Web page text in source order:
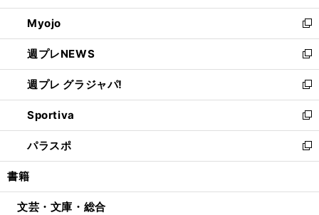
開
く
ウ
で
開
く
ン
ド
ウ
で
開
く
ウ
ィ
ン
ド
ウ
で
開
く
Myojo
新
し
い
ウ
ィ
ン
ド
ウ
で
開
週プレNEWS
新
し
い
ウ
ィ
ン
ド
ウ
開
週プレ グラジャパ!
新
し
い
ウ
ィ
ン
ウ
Sportiva
新
し
い
ウ
ン
パラスポ
新
し
ウ
書籍
文芸・文庫・総合